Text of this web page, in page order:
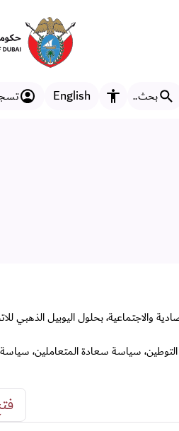
بحث.. مزايا إمكانية الوصول
English
من حيث التنمية الاقتصادية والاجتماعية، بحلول اليوبيل
سياسة سعادة المتعاملين، سياسة